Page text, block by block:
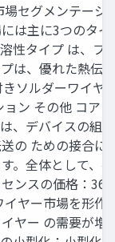
セグメンテー
は主に3つのタ
性タイプ は、
は、優れた熱伝
ソルダーワイ
ン その他 コア
、デバイスの組
の ための接合
。全体として、
センスの価格：
ヤー市場を形
ヤー の需要が